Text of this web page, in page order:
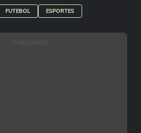
uma Copa do Rei e três
FUTEBOL ESPORTES
PUBLICIDADE